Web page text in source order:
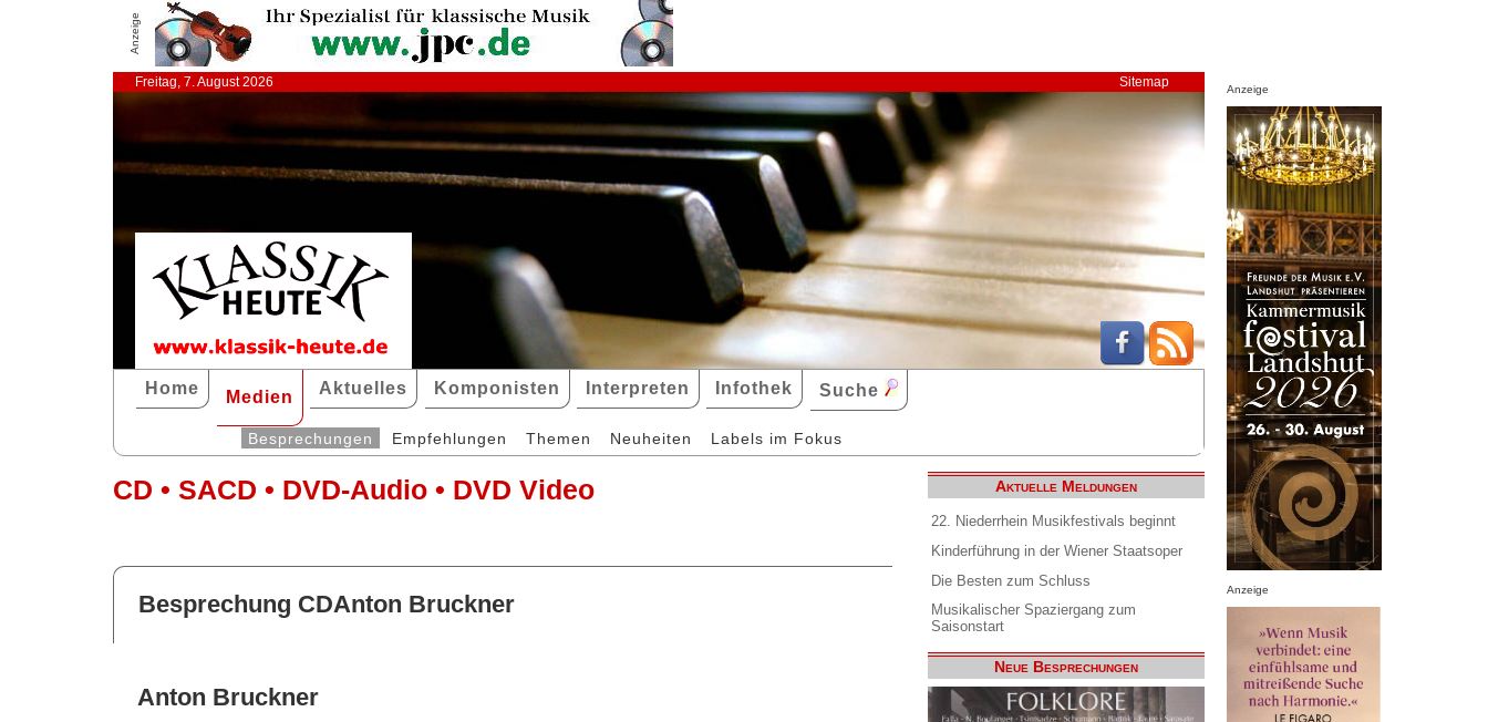
Anzeige
Freitag, 7. August 2026 Sitemap
Home Medien Aktuelles Komponisten Interpreten Infothek Suche
Besprechungen Empfehlungen Themen Neuheiten Labels im Fokus
CD • SACD • DVD-Audio • DVD Video
Besprechung CDAnton Bruckner
Anton Bruckner
Aktuelle Meldungen
22. Niederrhein Musikfestivals beginnt
Kinderführung in der Wiener Staatsoper
Die Besten zum Schluss
Musikalischer Spaziergang zum
Saisonstart
Neue Besprechungen
Anzeige
Anzeige